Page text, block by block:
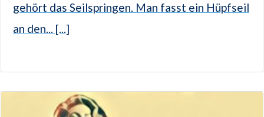
gehört das Seilspringen. Man fasst ein Hüpfseil
an den... [...]